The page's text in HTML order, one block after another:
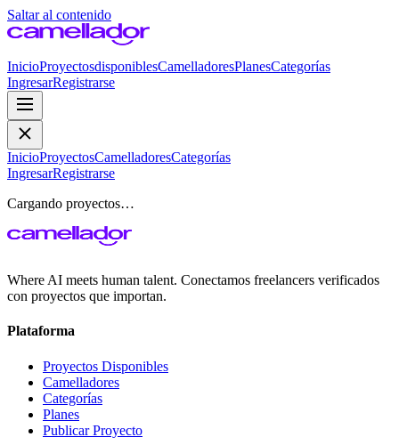
Saltar al contenido
InicioProyectosdisponiblesCamelladoresPlanesCategorías
IngresarRegistrarse
InicioProyectosCamelladoresCategorías
IngresarRegistrarse
Cargando proyectos…
Where AI meets human talent. Conectamos freelancers verificados
con proyectos que importan.
Plataforma
Proyectos Disponibles
Camelladores
Categorías
Planes
Publicar Proyecto